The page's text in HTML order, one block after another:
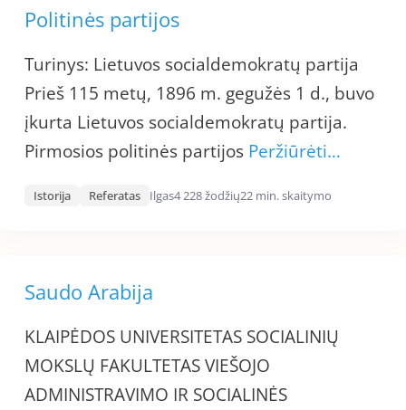
Politinės partijos
Turinys: Lietuvos socialdemokratų partija
Prieš 115 metų, 1896 m. gegužės 1 d., buvo
įkurta Lietuvos socialdemokratų partija.
Pirmosios politinės partijos Peržiūrėti…
Istorija Referatas Ilgas4 228 žodžių22 min. skaitymo
Saudo Arabija
KLAIPĖDOS UNIVERSITETAS SOCIALINIŲ
MOKSLŲ FAKULTETAS VIEŠOJO
ADMINISTRAVIMO IR SOCIALINĖS